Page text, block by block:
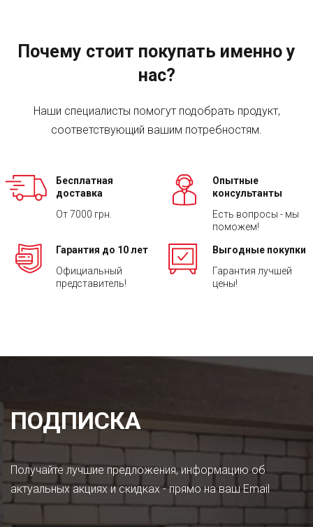
Почему стоит покупать именно у
нас?
Наши специалисты помогут подобрать продукт,
соответствующий вашим потребностям.
Бесплатная
доставка
От 7000 грн.
Опытные
консультанты
Есть вопросы - мы
поможем!
Гарантия до 10 лет
Официальный
представитель!
Выгодные покупки
Гарантия лучшей
цены!
ПОДПИСКА
Получайте лучшие предложения, информацию об
актуальных акциях и скидках - прямо на ваш Email